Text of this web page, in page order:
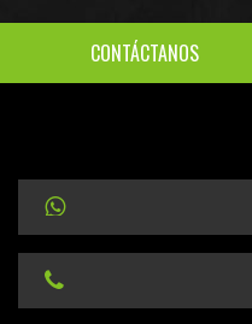
CONTÁCTANOS